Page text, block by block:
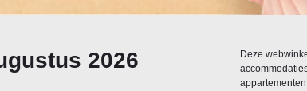
2026
Deze